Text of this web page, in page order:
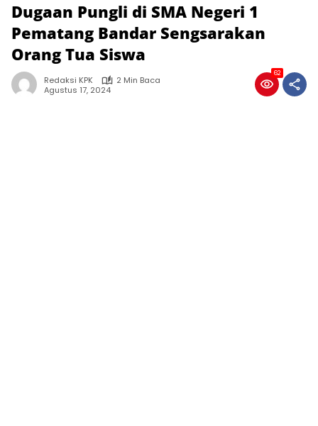
Dugaan Pungli di SMA Negeri 1
Pematang Bandar Sengsarakan
Orang Tua Siswa
Redaksi KPK
2 Min Baca
Agustus 17, 2024
62